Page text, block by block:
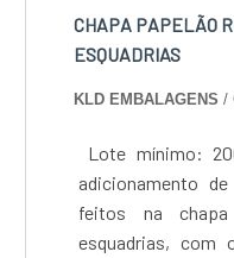
CHAPA PAPELÃO
ESQUADRIAS
KLD EMBALAGENS /
Lote mínimo:
adicionamento
feitos na chapa
esquadrias, com